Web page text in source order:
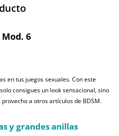
6
en tus juegos sexuales. Con este
consigues un look sensacional, sino
a otros artículos de BDSM.
y grandes anillas